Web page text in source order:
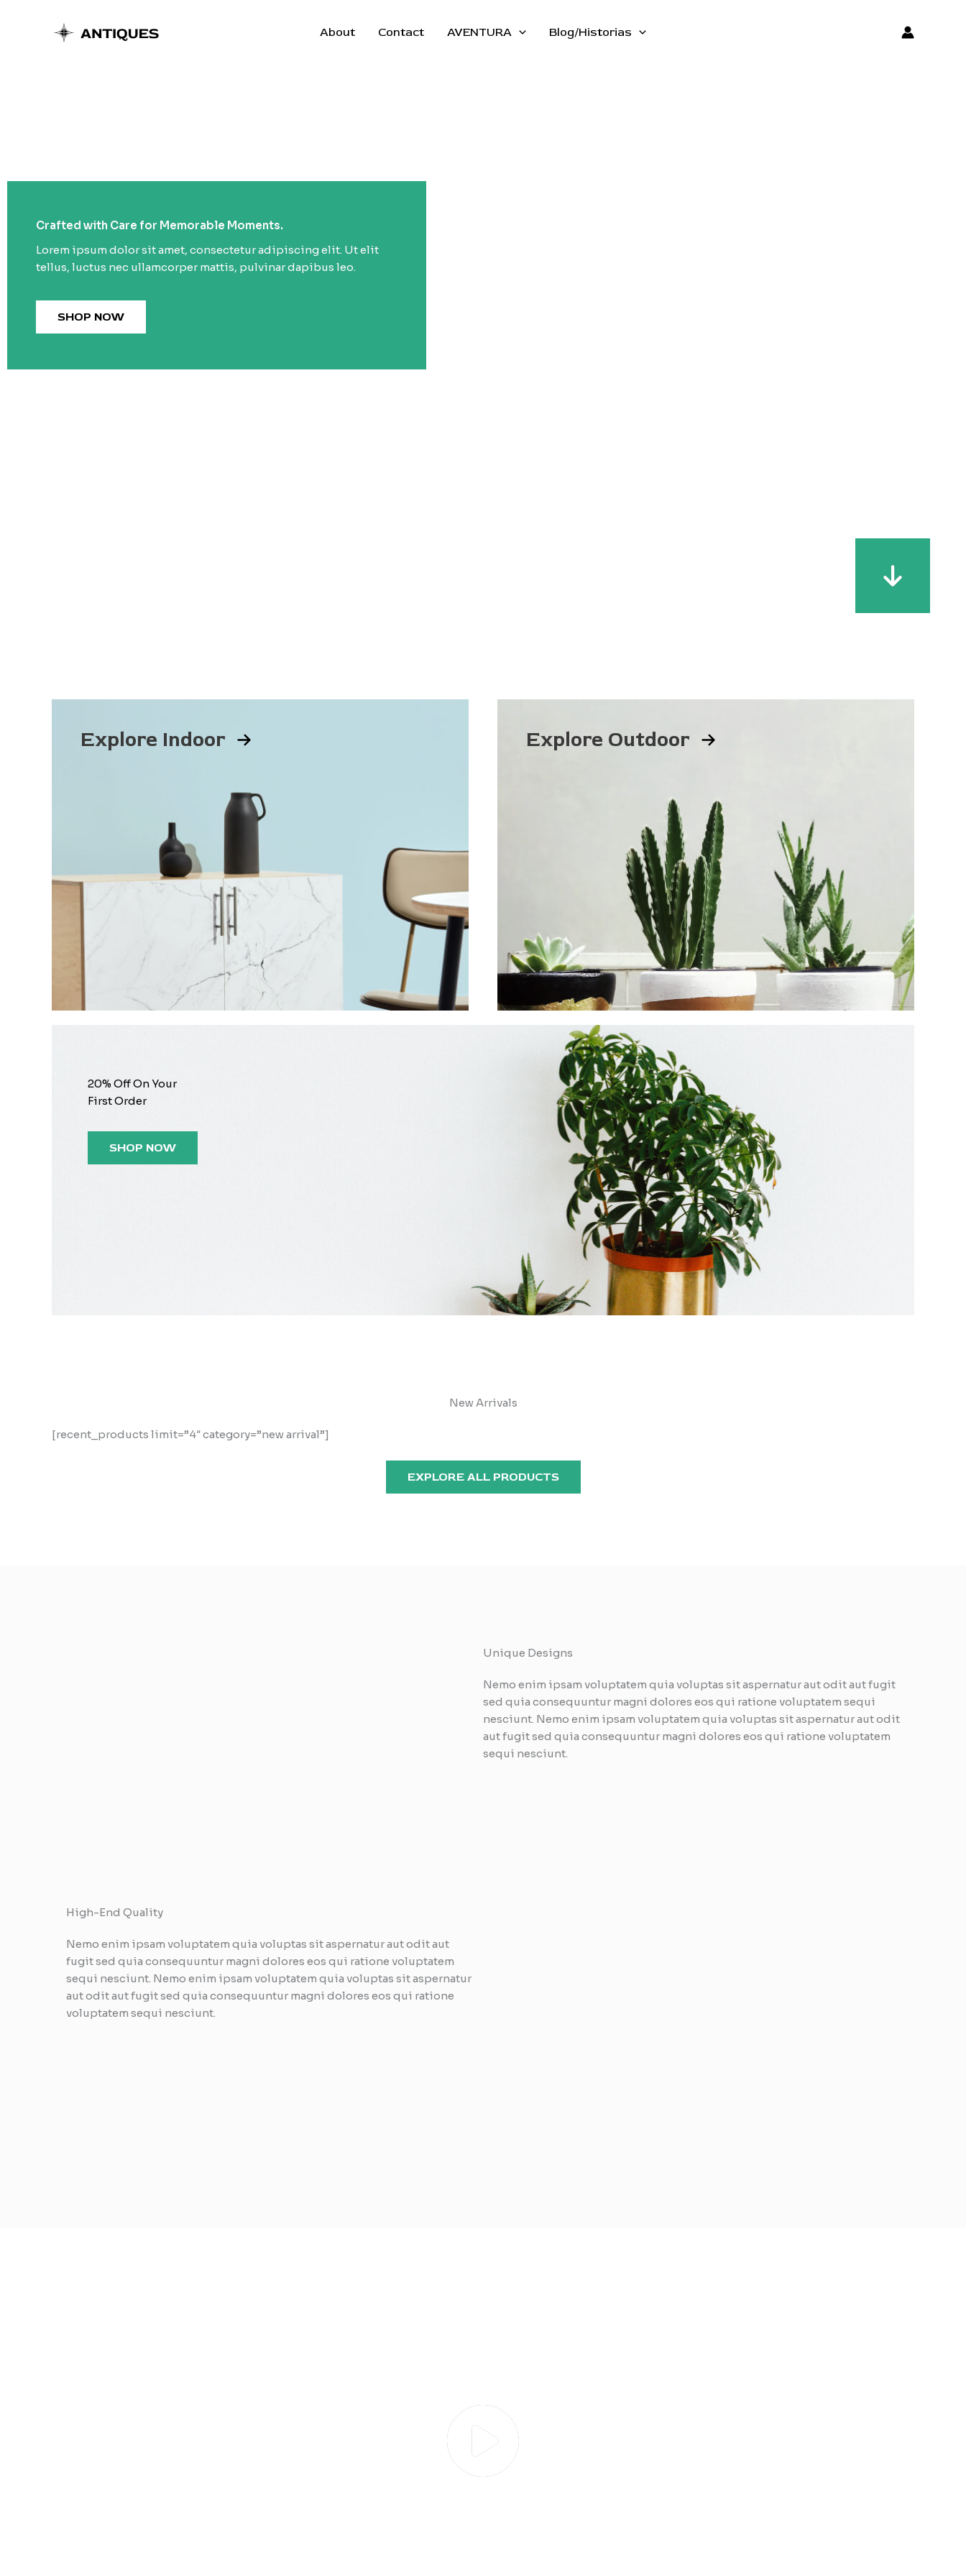
About Contact AVENTURA Blog/Historias
Crafted with Care for Memorable Moments.
Lorem ipsum dolor sit amet, consectetur adipiscing elit. Ut elit
tellus, luctus nec ullamcorper mattis, pulvinar dapibus leo.
SHOP NOW
Explore Indoor Explore Outdoor
20% Off On Your
First Order
SHOP NOW
New Arrivals
[recent_products limit=”4″ category=”new arrival”]
EXPLORE ALL PRODUCTS
Unique Designs
Nemo enim ipsam voluptatem quia voluptas sit aspernatur aut odit aut fugit
sed quia consequuntur magni dolores eos qui ratione voluptatem sequi
nesciunt. Nemo enim ipsam voluptatem quia voluptas sit aspernatur aut odit
aut fugit sed quia consequuntur magni dolores eos qui ratione voluptatem
sequi nesciunt.
High-End Quality
Nemo enim ipsam voluptatem quia voluptas sit aspernatur aut odit aut
fugit sed quia consequuntur magni dolores eos qui ratione voluptatem
sequi nesciunt. Nemo enim ipsam voluptatem quia voluptas sit aspernatur
aut odit aut fugit sed quia consequuntur magni dolores eos qui ratione
voluptatem sequi nesciunt.